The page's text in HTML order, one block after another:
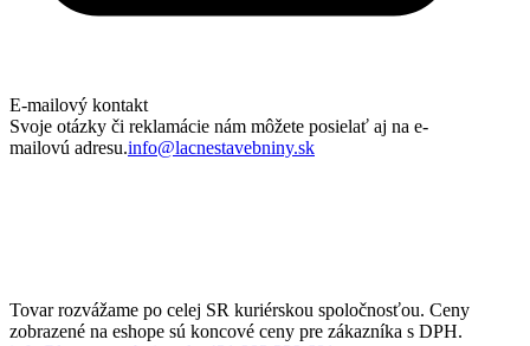
E-mailový kontakt
Svoje otázky či reklamácie nám môžete posielať aj na e-
mailovú adresu.info@lacnestavebniny.sk
Tovar rozvážame po celej SR kuriérskou spoločnosťou. Ceny
zobrazené na eshope sú koncové ceny pre zákazníka s DPH.